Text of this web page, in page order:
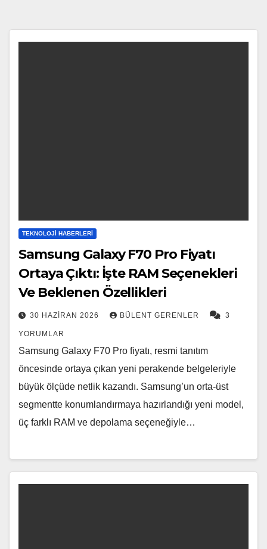
TEKNOLOJI HABERLERI
Samsung Galaxy F70 Pro Fiyatı
Ortaya Çıktı: İşte RAM Seçenekleri
Ve Beklenen Özellikleri
30 HAZIRAN 2026 BÜLENT GERENLER 3
YORUMLAR
Samsung Galaxy F70 Pro fiyatı, resmi tanıtım
öncesinde ortaya çıkan yeni perakende belgeleriyle
büyük ölçüde netlik kazandı. Samsung’un orta-üst
segmentte konumlandırmaya hazırlandığı yeni model,
üç farklı RAM ve depolama seçeneğiyle…